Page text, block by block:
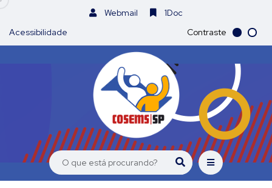
Webmail
1Doc
Acessibilidade
Contraste